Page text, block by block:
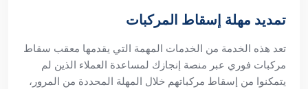
تمديد مهلة إسقاط المركبات
تعد هذه الخدمة من الخدمات المهمة التي يقدمها معقب سقاط
مركبات فوري عبر منصة إنجازك لمساعدة العملاء الذين لم
يتمكنوا من إسقاط مركباتهم خلال المهلة المحددة من المرور،